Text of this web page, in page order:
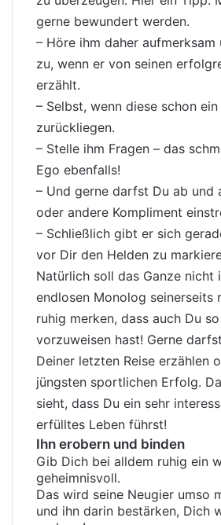
gerne bewundert werden.
– Höre ihm daher
zu, wenn er von seinen
erzählt.
– Selbst, wenn diese schon
zurückliegen.
– Stelle ihm Fragen – das
Ego ebenfalls!
– Und gerne darfst Du ab und
oder andere Kompliment
– Schließlich gibt er sich
vor Dir den Helden zu
Natürlich soll das Ganze nicht
endlosen Monolog seinerseits
ruhig merken, dass auch Du
vorzuweisen hast! Gerne
Deiner letzten Reise erzählen
jüngsten sportlichen Erfolg.
sieht, dass Du ein sehr
erfülltes Leben führst!
Ihn erobern und binden
Gib Dich bei alldem ruhig ein
geheimnisvoll.
Das wird seine Neugier umso
und ihn darin bestärken, Dich